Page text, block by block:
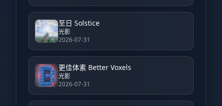
至日 Solstice
光影
2026-07-31
更佳体素 Better Voxels
光影
2026-07-31